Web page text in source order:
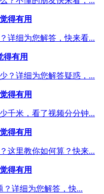
得有用
详细为您解答，快来看...
得有用
？详细为您解答疑惑，...
得有用
千米，看了视频分分钟...
得有用
这里教你如何算？快来...
得有用
？详细为您解答，快...